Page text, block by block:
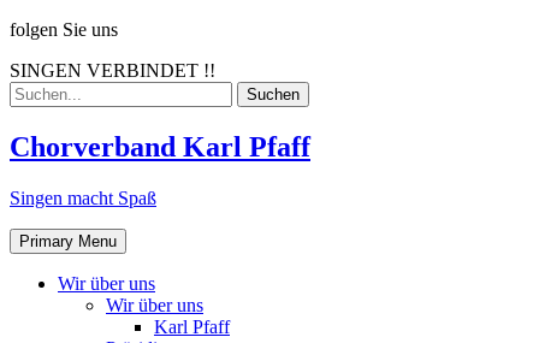
Skip
content
folgen Sie uns
SINGEN VERBINDET !!
Search
for:
Chorverband Karl Pfaff
Singen macht Spaß
Primary Menu
Wir über uns
Wir über uns
Karl Pfaff